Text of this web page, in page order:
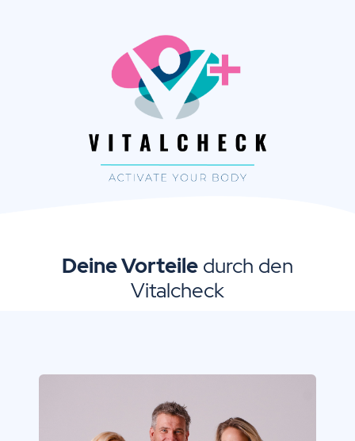
Deine Vorteile durch den
Vitalcheck